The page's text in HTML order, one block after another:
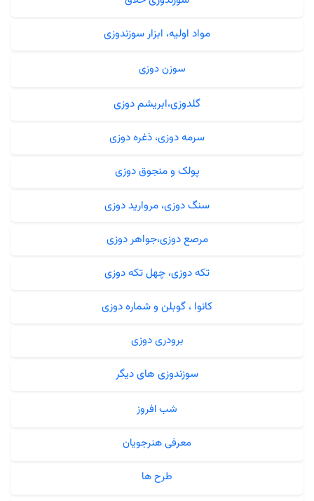
مواد اولیه، ابزار سوزندوزی
سوزن دوزی
گلدوزی،ابریشم دوزی
سرمه دوزی، ذغره دوزی
پولک و منجوق دوزی
سنگ دوزی، مروارید دوزی
مرصع دوزی،جواهر دوزی
تکه دوزی، چهل تکه دوزی
کانوا ، گوبلن و شماره دوزی
برودری دوزی
سوزندوزی های دیگر
شب افروز
معرفی هنرجویان
طرح ها